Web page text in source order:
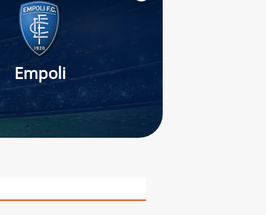
Empoli